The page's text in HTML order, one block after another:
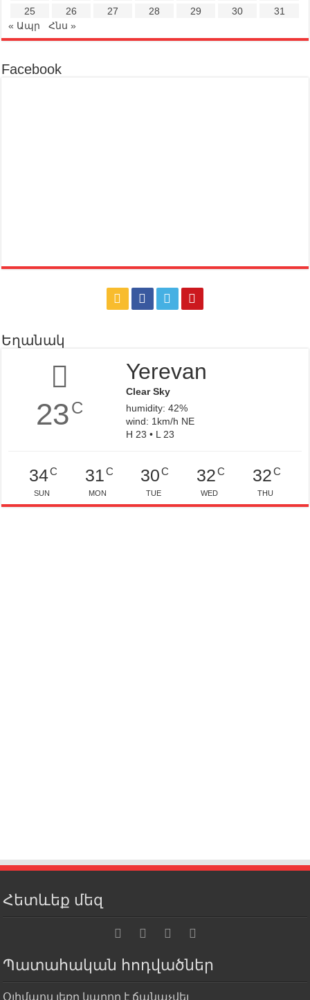
25
26 27 28 29 30
31
« Ապր
Հնս »
Facebook
Եղանակ
23C
Yerevan
Clear Sky
humidity: 42%
wind: 1km/h NE
H 23 • L 23
34C
SUN
31C
MON
30 C
TUE
32C
WED
32C
THU
Հետևեք մեզ
Պատահական հոդվածներ
Օլիմպոս լեռը կարող է ճանաչվել